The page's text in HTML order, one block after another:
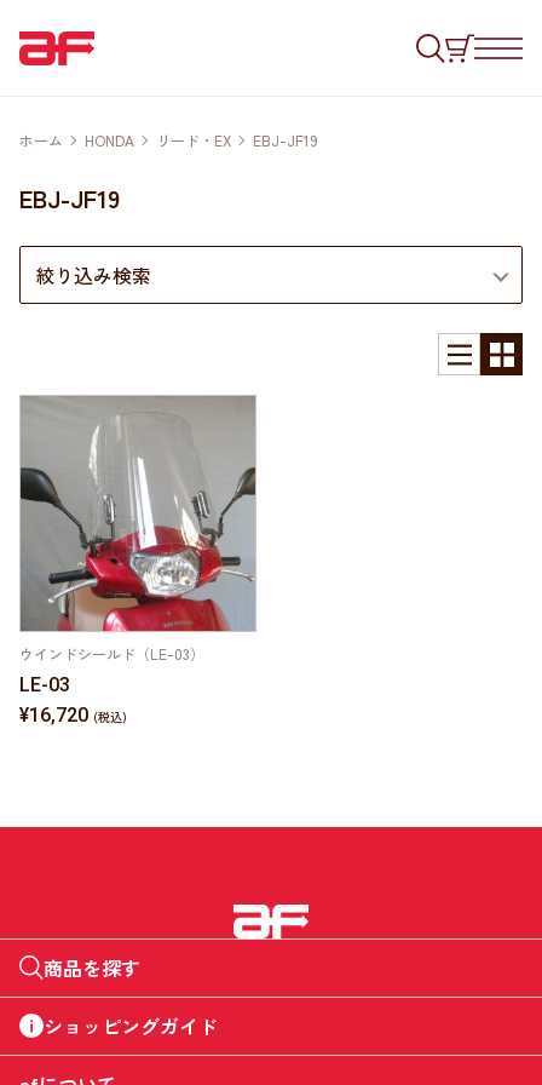
ホーム HONDA リード・EX EBJ-JF19
EBJ-JF19
絞り込み検索
ウインドシールド（LE-03）
LE-03
¥16,720
商品を探す
ショッピングガイド